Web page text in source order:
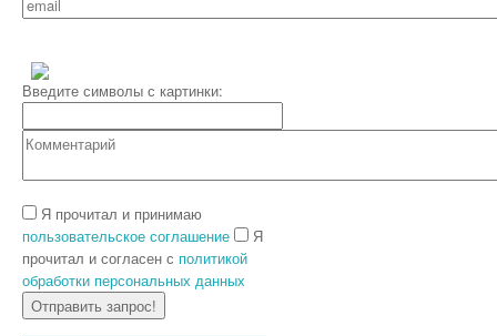
Введите символы с картинки:
Я прочитал и принимаю
пользовательское соглашение
Я
прочитал и согласен с политикой
обработки персональных данных